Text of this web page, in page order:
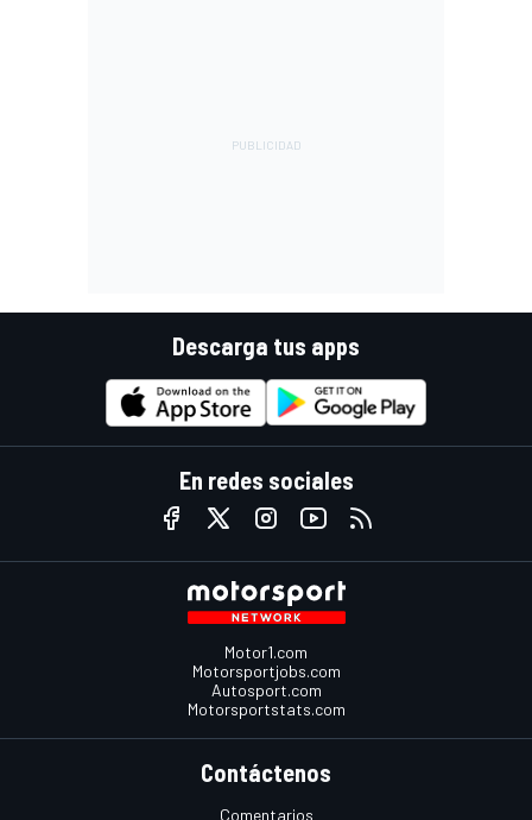
Descarga tus apps
En redes sociales
Motor1.com
Motorsportjobs.com
Autosport.com
Motorsportstats.com
Contáctenos
Comentarios